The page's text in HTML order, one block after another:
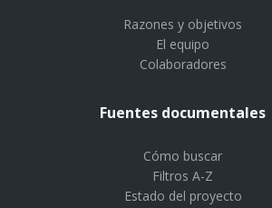
Razones y objetivos
El equipo
Colaboradores
Fuentes documentales
Cómo buscar
Filtros A-Z
Estado del proyecto